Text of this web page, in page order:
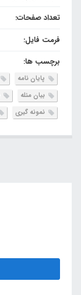
تعداد صفحات:
فرمت فایل:
برچسب ها:
پایان نامه
بیان مئله
نمونه گیری